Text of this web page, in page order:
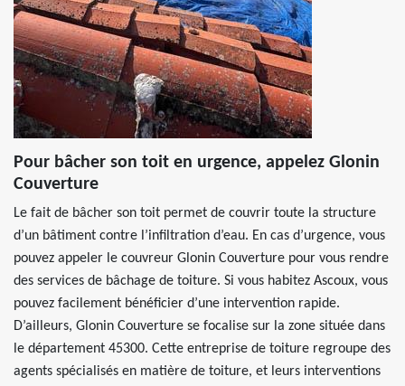
Pour bâcher son toit en urgence, appelez Glonin
Couverture
Le fait de bâcher son toit permet de couvrir toute la structure
d’un bâtiment contre l’infiltration d’eau. En cas d’urgence, vous
pouvez appeler le couvreur Glonin Couverture pour vous rendre
des services de bâchage de toiture. Si vous habitez Ascoux, vous
pouvez facilement bénéficier d’une intervention rapide.
D’ailleurs, Glonin Couverture se focalise sur la zone située dans
le département 45300. Cette entreprise de toiture regroupe des
agents spécialisés en matière de toiture, et leurs interventions